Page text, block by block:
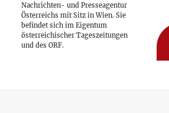
Nachrichten- und Presseagentur
Österreichs mit Sitz in Wien. Sie
befindet sich im Eigentum
österreichischer Tageszeitungen
und des ORF.